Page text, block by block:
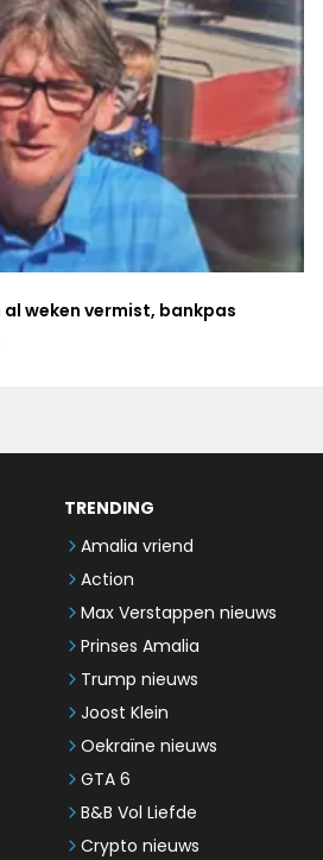
weken vermist, bankpas
TRENDING
Amalia vriend
Action
Max Verstappen nieuws
Prinses Amalia
Trump nieuws
Joost Klein
Oekraïne nieuws
GTA 6
B&B Vol Liefde
Crypto nieuws